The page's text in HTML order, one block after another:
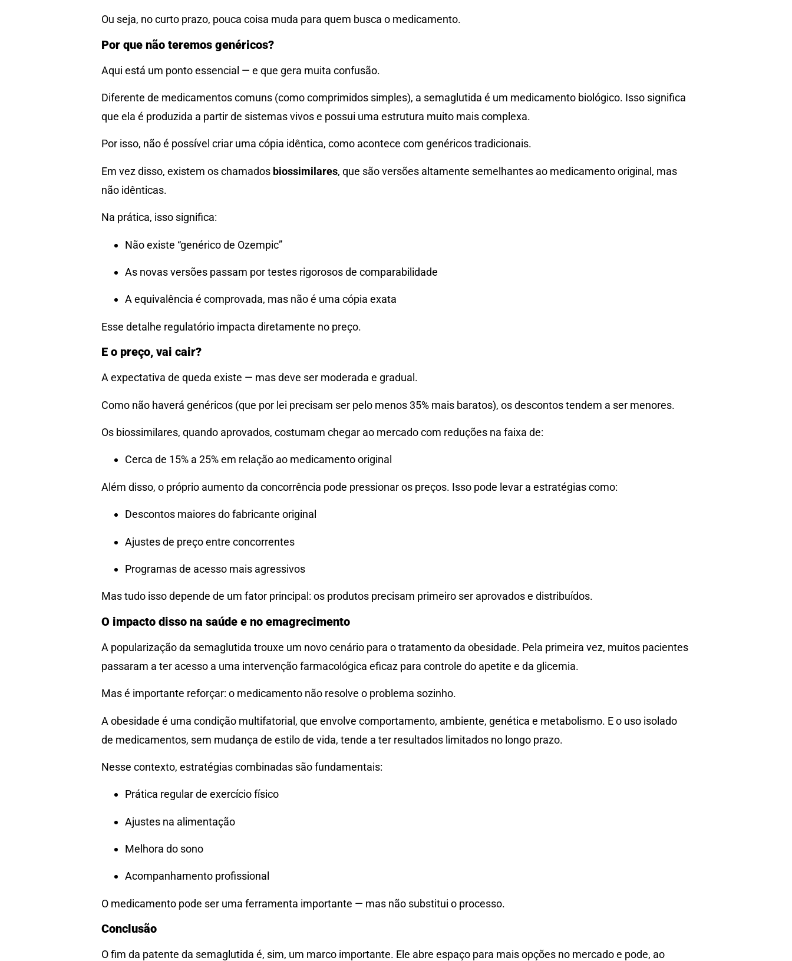
Ou seja, no curto prazo, pouca coisa muda para quem busca o medicamento.
Por que não teremos genéricos?
Aqui está um ponto essencial — e que gera muita confusão.
Diferente de medicamentos comuns (como comprimidos simples), a semaglutida é um medicamento biológico. Isso significa
que ela é produzida a partir de sistemas vivos e possui uma estrutura muito mais complexa.
Por isso, não é possível criar uma cópia idêntica, como acontece com genéricos tradicionais.
Em vez disso, existem os chamados biossimilares, que são versões altamente semelhantes ao medicamento original, mas
não idênticas.
Na prática, isso significa:
Não existe “genérico de Ozempic”
As novas versões passam por testes rigorosos de comparabilidade
A equivalência é comprovada, mas não é uma cópia exata
Esse detalhe regulatório impacta diretamente no preço.
E o preço, vai cair?
A expectativa de queda existe — mas deve ser moderada e gradual.
Como não haverá genéricos (que por lei precisam ser pelo menos 35% mais baratos), os descontos tendem a ser menores.
Os biossimilares, quando aprovados, costumam chegar ao mercado com reduções na faixa de:
Cerca de 15% a 25% em relação ao medicamento original
Além disso, o próprio aumento da concorrência pode pressionar os preços. Isso pode levar a estratégias como:
Descontos maiores do fabricante original
Ajustes de preço entre concorrentes
Programas de acesso mais agressivos
Mas tudo isso depende de um fator principal: os produtos precisam primeiro ser aprovados e distribuídos.
O impacto disso na saúde e no emagrecimento
A popularização da semaglutida trouxe um novo cenário para o tratamento da obesidade. Pela primeira vez, muitos pacientes
passaram a ter acesso a uma intervenção farmacológica eficaz para controle do apetite e da glicemia.
Mas é importante reforçar: o medicamento não resolve o problema sozinho.
A obesidade é uma condição multifatorial, que envolve comportamento, ambiente, genética e metabolismo. E o uso isolado
de medicamentos, sem mudança de estilo de vida, tende a ter resultados limitados no longo prazo.
Nesse contexto, estratégias combinadas são fundamentais:
Prática regular de exercício físico
Ajustes na alimentação
Melhora do sono
Acompanhamento profissional
O medicamento pode ser uma ferramenta importante — mas não substitui o processo.
Conclusão
O fim da patente da semaglutida é, sim, um marco importante. Ele abre espaço para mais opções no mercado e pode, ao